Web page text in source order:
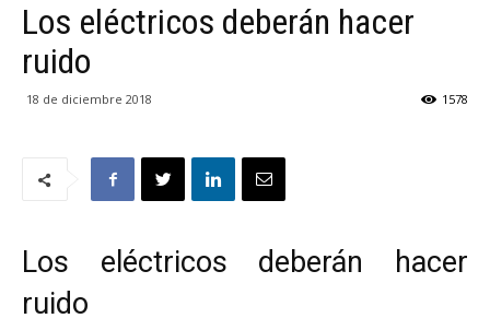
Los eléctricos deberán hacer
ruido
18 de diciembre 2018 1578
Los eléctricos deberán hacer
ruido